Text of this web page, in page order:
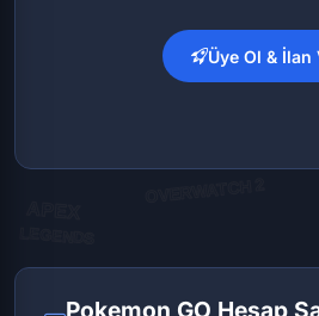
Üye Ol & İlan
Pokemon GO Hesap